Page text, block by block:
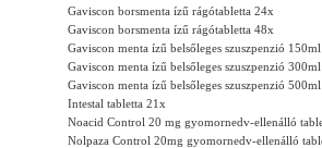
Gaviscon borsmenta ízű rágótabletta 24x
Gaviscon borsmenta ízű rágótabletta 48x
Gaviscon menta ízű belsőleges szuszpenzió 150ml
Gaviscon menta ízű belsőleges szuszpenzió 300ml
Gaviscon menta ízű belsőleges szuszpenzió 500ml
Intestal tabletta 21x
Noacid Control 20 mg gyomornedv-ellenálló
Nolpaza Control 20mg gyomornedv-ellenálló